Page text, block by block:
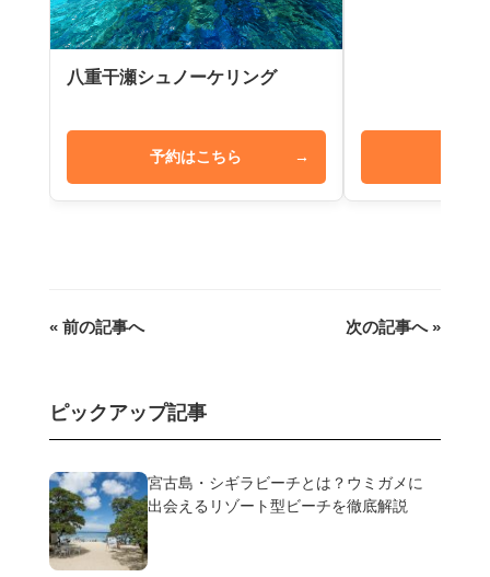
八重干瀬シュノーケリング
予約はこちら →
« 前の記事へ 次の記事へ »
ピックアップ記事
宮古島・シギラビーチとは？ウミガメに
出会えるリゾート型ビーチを徹底解説